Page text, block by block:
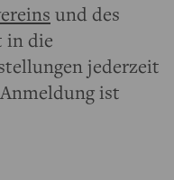
und des
die
jederzeit
ist